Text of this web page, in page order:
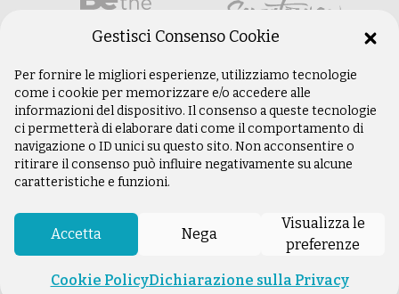
©Copyright 2003 –
Italiano Soka Gakkai. Tutti i diritti riservati |
P.IVA: 04935120487 | Sede Legale: Firenze |
Privacy Policy
Gestisci Consenso Cookie
Per fornire le migliori esperienze, utilizziamo tecnologie
come i cookie per memorizzare e/o accedere alle
informazioni del dispositivo. Il consenso a queste tecnologie
ci permetterà di elaborare dati come il comportamento di
navigazione o ID unici su questo sito. Non acconsentire o
ritirare il consenso può influire negativamente su alcune
caratteristiche e funzioni.
Accetta Nega
Visualizza le
preferenze
Cookie PolicyDichiarazione sulla Privacy